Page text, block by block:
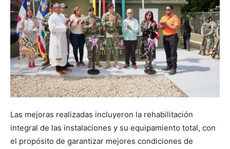
Las mejoras realizadas incluyeron la rehabilitación
integral de las instalaciones y su equipamiento total, con
el propósito de garantizar mejores condiciones de